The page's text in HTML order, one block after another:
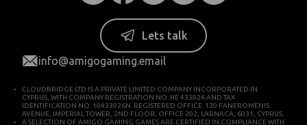
Lets talk
info@amigogaming.email
CLOUDBRIDGE LTD IS A PRIVATE LIMITED COMPANY INCORPORATED IN
CYPRUS, WITH COMPANY REGISTRATION NO. HE 433926 AND TAX
IDENTIFICATION NO. 10433926N. REGISTERED OFFICE: 120 FANEROMENIS
AVENUE, IMPERIAL TOWER, 2ND FLOOR, OFFICE 202, LARNACA, 6031, CYPRUS.
A SELECTION OF AMIGO GAMING GAMES ARE CERTIFIED IN COMPLIANCE WITH